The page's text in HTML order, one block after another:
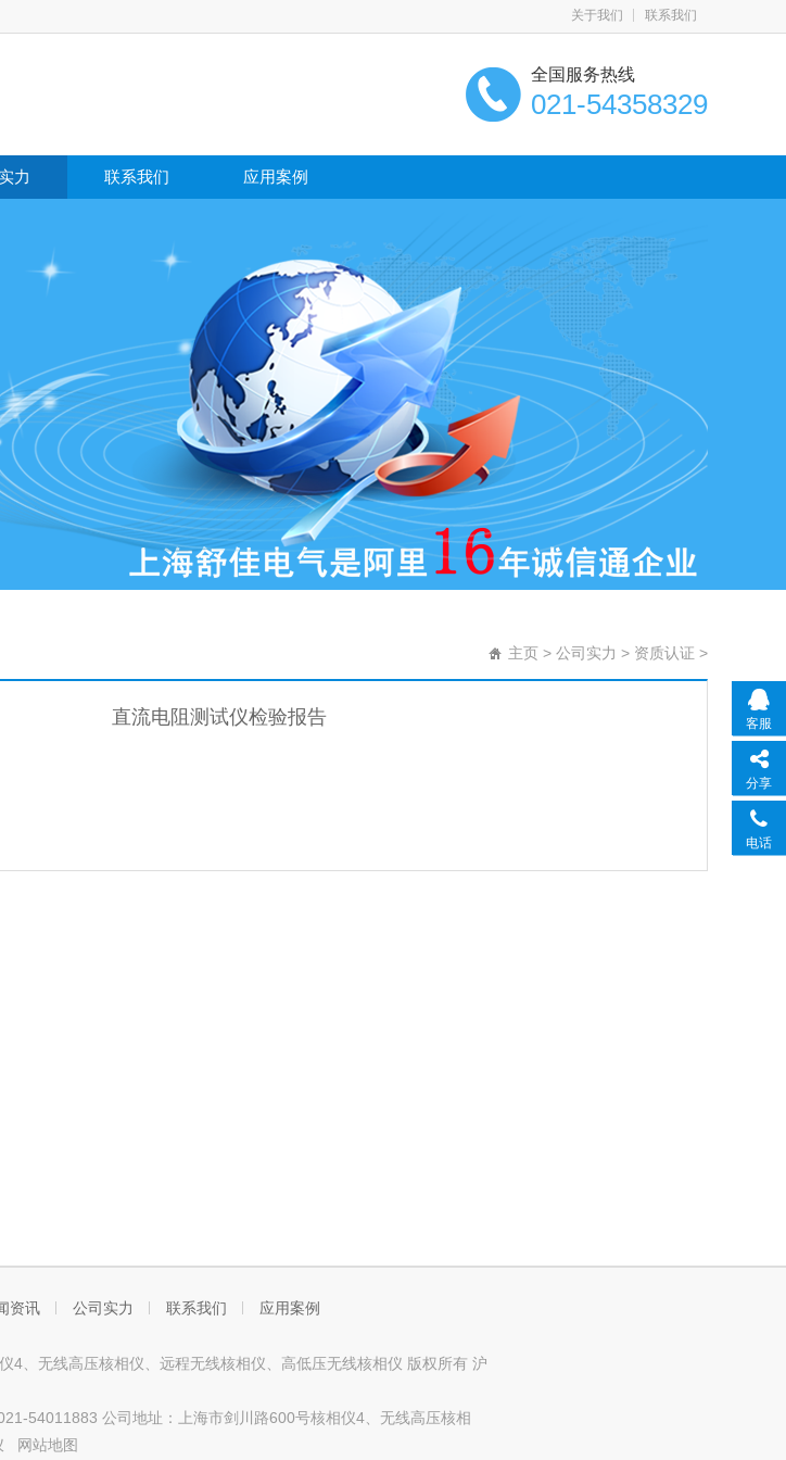
关于我们 联系我们
全国服务热线
021-54358329
力 联系我们 应用案例
主页 > 公司实力 > 资质认证 >
直流电阻测试仪检验报告
资讯 公司实力 联系我们 应用案例
4、无线高压核相仪、远程无线核相仪、高低压无线核相仪 版权所有 沪
54011883 公司地址：上海市剑川路600号核相仪4、无线高压核相
网站地图
客服
分享
电话